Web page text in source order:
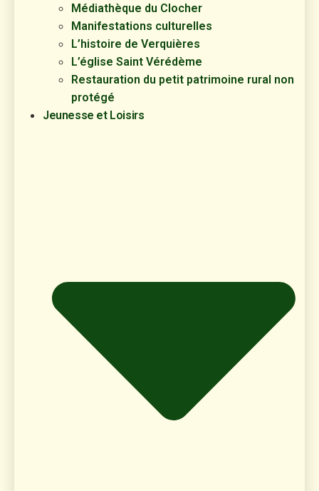
Médiathèque du Clocher
Manifestations culturelles
L’histoire de Verquières
L’église Saint Vérédème
Restauration du petit patrimoine rural non
protégé
Jeunesse et Loisirs